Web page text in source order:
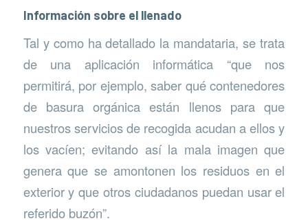
Información sobre el llenado
Tal y como ha detallado la mandataria, se trata
de una aplicación informática “que nos
permitirá, por ejemplo, saber qué contenedores
de basura orgánica están llenos para que
nuestros servicios de recogida acudan a ellos y
los vacíen; evitando así la mala imagen que
genera que se amontonen los residuos en el
exterior y que otros ciudadanos puedan usar el
referido buzón”.